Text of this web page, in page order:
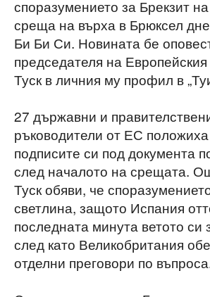
споразумението за Брекзит
среща на върха в Брюксел
Би Би Си. Новината бе
председателя на
Туск в личния му профил в
27 държавни и
ръководители от ЕС
подписите си под документа
след началото на срещата.
Туск обяви, че
светлина, защото Испания
последната минута ветото си
след като Великобритания
отделни преговори по